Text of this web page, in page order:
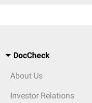
DocCheck
About Us
Investor Relations